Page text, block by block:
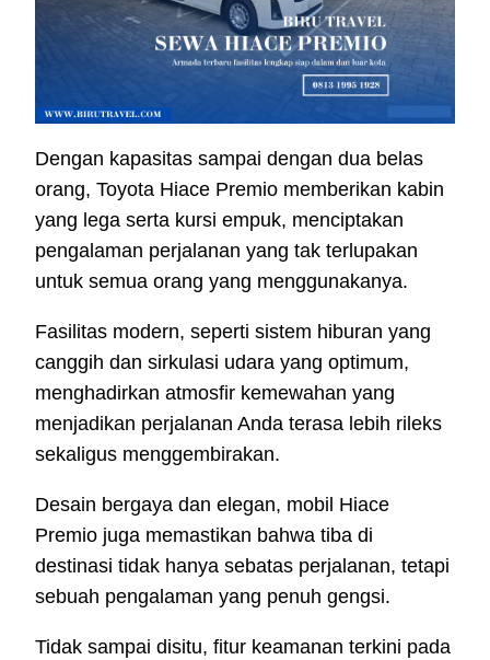
Dengan kapasitas sampai dengan dua belas
orang, Toyota Hiace Premio memberikan kabin
yang lega serta kursi empuk, menciptakan
pengalaman perjalanan yang tak terlupakan
untuk semua orang yang menggunakanya.
Fasilitas modern, seperti sistem hiburan yang
canggih dan sirkulasi udara yang optimum,
menghadirkan atmosfir kemewahan yang
menjadikan perjalanan Anda terasa lebih rileks
sekaligus menggembirakan.
Desain bergaya dan elegan, mobil Hiace
Premio juga memastikan bahwa tiba di
destinasi tidak hanya sebatas perjalanan, tetapi
sebuah pengalaman yang penuh gengsi.
Tidak sampai disitu, fitur keamanan terkini pada